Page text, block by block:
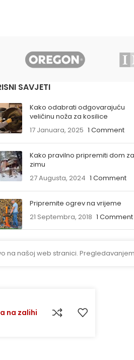
SAVJETI
Kako odabrati odgovarajuću
veličinu noža za kosilice
17 Januara, 2025 1 Comment
Kako pravilno pripremiti dom za
zimu
27 Augusta, 2024 1 Comment
Pripremite ogrev na vrijeme
21 Septembra, 2018 1 Comment
na našoj web stranici.
na zalihi